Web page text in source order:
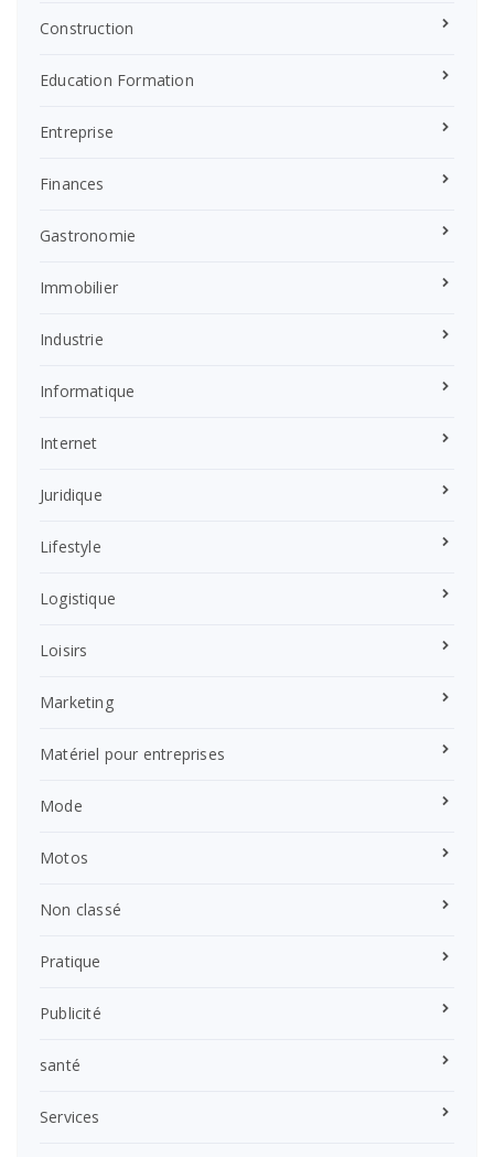
Construction
Education Formation
Entreprise
Finances
Gastronomie
Immobilier
Industrie
Informatique
Internet
Juridique
Lifestyle
Logistique
Loisirs
Marketing
Matériel pour entreprises
Mode
Motos
Non classé
Pratique
Publicité
santé
Services